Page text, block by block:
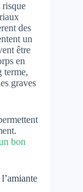
risque
des
un
être
en
terme,
graves
bon